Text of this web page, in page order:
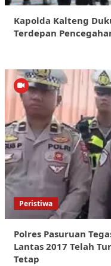
Kapolda Kalteng
Terdepan
Peristiwa
Polres Pasuruan
Lantas 2017 Telah
Tetap